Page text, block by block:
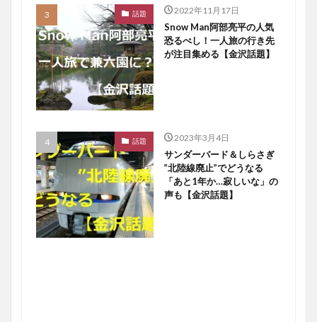
話題 2022年11月17日
Snow Man阿部亮平の人気
恐るべし！一人旅の行き先
が注目集める【金沢話題】
話題 2023年3月4日
サンダーバード＆しらさぎ
”北陸線廃止”でどうなる
「あと1年か…寂しいな」の
声も【金沢話題】